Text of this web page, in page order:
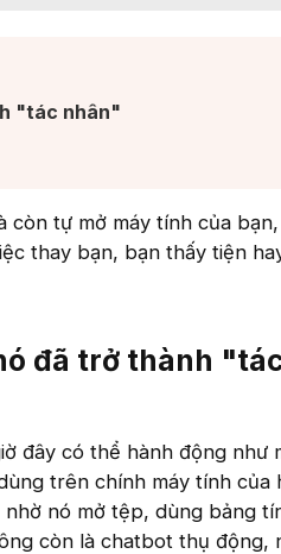
"tác nhân"​
còn tự mở máy tính của
thay bạn, bạn thấy tiện
đã trở thành
đây có thể hành động như
trên chính máy tính của
nó mở tệp, dùng bảng
còn là chatbot thụ động,